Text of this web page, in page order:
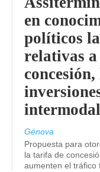
en
políticos
relativas a
concesión,
Génova
Propuesta para
la tarifa de
aumenten el tráfico